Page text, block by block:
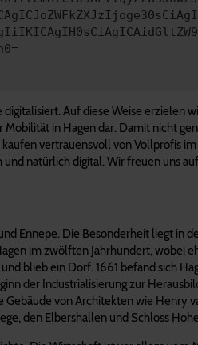
Auf diese Weise erzielen
in Hagen dar. Damit nicht
vertrauensvoll von Vollprofis
natürlich digital. Wir freuen uns auf
Ennepe. Die Besonderheit liegt in
im zwölften Jahrhundert, wobei
blieb ein Dorf. 1661 befand sich
der Industrialisierung zur
von Architekten wie Henry
den Elbershallen und Schloss